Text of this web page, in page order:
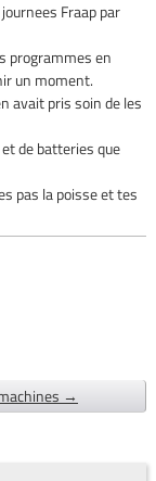
Fraap par
programmes en
un moment.
avait pris soin de les
de batteries que
pas la poisse et tes
→